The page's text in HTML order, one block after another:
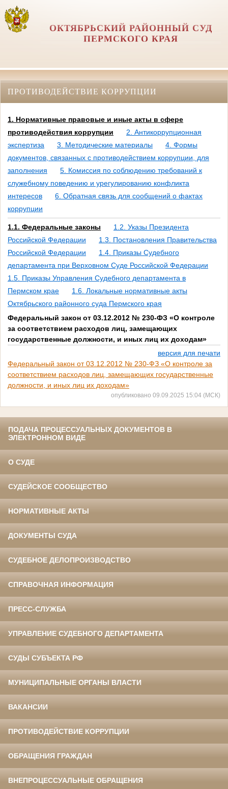
ОКТЯБРЬСКИЙ РАЙОННЫЙ СУД
ПЕРМСКОГО КРАЯ
ПРОТИВОДЕЙСТВИЕ КОРРУПЦИИ
1. Нормативные правовые и иные акты в сфере
противодействия коррупции
2. Антикоррупционная
экспертиза
3. Методические материалы
4. Формы
документов, связанных с противодействием коррупции, для
заполнения
5. Комиссия по соблюдению требований к
служебному поведению и урегулированию конфликта
интересов
6. Обратная связь для сообщений о фактах
коррупции
1.1. Федеральные законы
1.2. Указы Президента
Российской Федерации
1.3. Постановления Правительства
Российской Федерации
1.4. Приказы Судебного
департамента при Верховном Суде Российской Федерации
1.5. Приказы Управления Судебного департамента в
Пермском крае
1.6. Локальные нормативные акты
Октябрьского районного суда Пермского края
Федеральный закон от 03.12.2012 № 230-ФЗ «О контроле
за соответствием расходов лиц, замещающих
государственные должности, и иных лиц их доходам»
версия для печати
Федеральный закон от 03.12.2012 № 230-ФЗ «О контроле за
соответствием расходов лиц, замещающих государственные
должности, и иных лиц их доходам»
опубликовано 09.09.2025 15:04 (МСК)
ПОДАЧА ПРОЦЕССУАЛЬНЫХ ДОКУМЕНТОВ В
ЭЛЕКТРОННОМ ВИДЕ
О СУДЕ
СУДЕЙСКОЕ СООБЩЕСТВО
НОРМАТИВНЫЕ АКТЫ
ДОКУМЕНТЫ СУДА
СУДЕБНОЕ ДЕЛОПРОИЗВОДСТВО
СПРАВОЧНАЯ ИНФОРМАЦИЯ
ПРЕСС-СЛУЖБА
УПРАВЛЕНИЕ СУДЕБНОГО ДЕПАРТАМЕНТА
СУДЫ СУБЪЕКТА РФ
МУНИЦИПАЛЬНЫЕ ОРГАНЫ ВЛАСТИ
ВАКАНСИИ
ПРОТИВОДЕЙСТВИЕ КОРРУПЦИИ
ОБРАЩЕНИЯ ГРАЖДАН
ВНЕПРОЦЕССУАЛЬНЫЕ ОБРАЩЕНИЯ